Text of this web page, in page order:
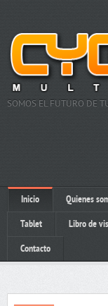
SOMOS EL FUTURO DE
Inicio Quienes
Tablet Libro de
Contacto